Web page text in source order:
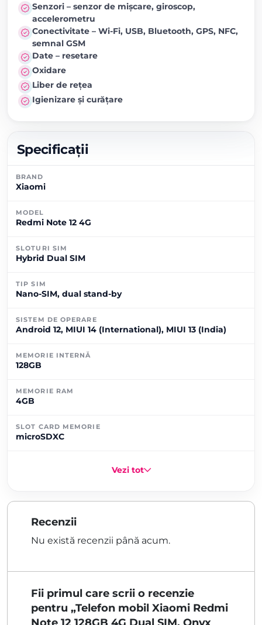
Senzori – senzor de mișcare, giroscop,
accelerometru
Conectivitate – Wi-Fi, USB, Bluetooth, GPS, NFC,
semnal GSM
Date – resetare
Oxidare
Liber de rețea
Igienizare și curățare
Specificații
BRAND
Xiaomi
MODEL
Redmi Note 12 4G
SLOTURI SIM
Hybrid Dual SIM
TIP SIM
Nano-SIM, dual stand-by
SISTEM DE OPERARE
Android 12, MIUI 14 (International), MIUI 13 (India)
MEMORIE INTERNĂ
128GB
MEMORIE RAM
4GB
SLOT CARD MEMORIE
microSDXC
Vezi tot
Recenzii
Nu există recenzii până acum.
Fii primul care scrii o recenzie
pentru „Telefon mobil Xiaomi Redmi
Note 12 128GB 4G Dual SIM, Onyx